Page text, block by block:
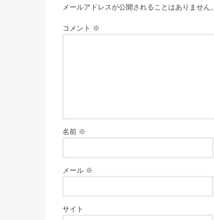
メールアドレスが公開されることはありません。
コメント ※
名前 ※
メール ※
サイト